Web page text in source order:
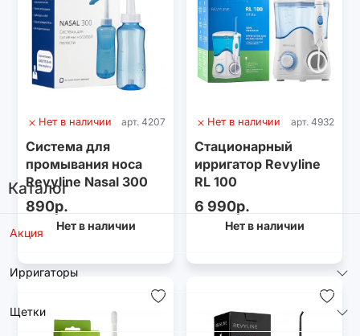
Каталог
Акция
Ирригаторы
Щетки
Нет в наличии арт. 4207
Система для
промывания носа
Revyline Nasal 300
890р.
Нет в наличии
Нет в наличии арт. 4932
Стационарный
ирригатор Revyline
RL 100
6 990р.
Нет в наличии